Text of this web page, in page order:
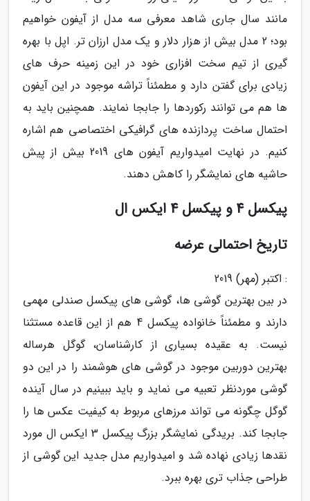
مانند سال جاری شاهد معرفی سه مدل از آیفون خواهیم
بود؛ 2 مدل بیش از هزار دلار و یک مدل ارزان تر. اپل با بهره
گیری از تیم سخت افزاری خود در این زمینه حرف های
زیادی برای گفتن دارد و مطمئناً تراشه موجود در این آیفون
ها هم می توانند رکوردها را جابجا نمایند. همچنین باید به
احتمال ساخت پردازنده های گرافیکی اختصاصی هم اشاره
کنیم. در نهایت امیدواریم آیفون های 2019 بیش از پیش
حاشیه های نمایشگر را کاهش دهند.
پیکسل 4 و پیکسل 4 ایکس ال
تاریخ احتمالی عرضه
: اکتبر (مهر) 2019
در بین بهترین گوشی ها، گوشی های پیکسل صندلی مهمی
دارند و مطمئناً خانواده پیکسل 4 هم از این قاعده مستثنا
نیست. به عقیده بسیاری از کارشناسان، گوگل هرساله
بهترین دوربین موجود در گوشی های هوشمند را در این دو
گوشی موردنظر تعبیه می نماید و باید ببینیم در سال آینده
گوگل چگونه می تواند مرزهای مربوط به کیفیت عکس ها را
جابجا کند. بریدگی نمایشگر بزرگ پیکسل 3 ایکس ال مورد
نقدها زیادی نهاده شد و امیدواریم مدل جدید این گوشی از
طراحی جذاب تری بهره ببرد.